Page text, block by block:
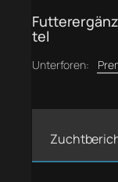
tel
Unterforen: